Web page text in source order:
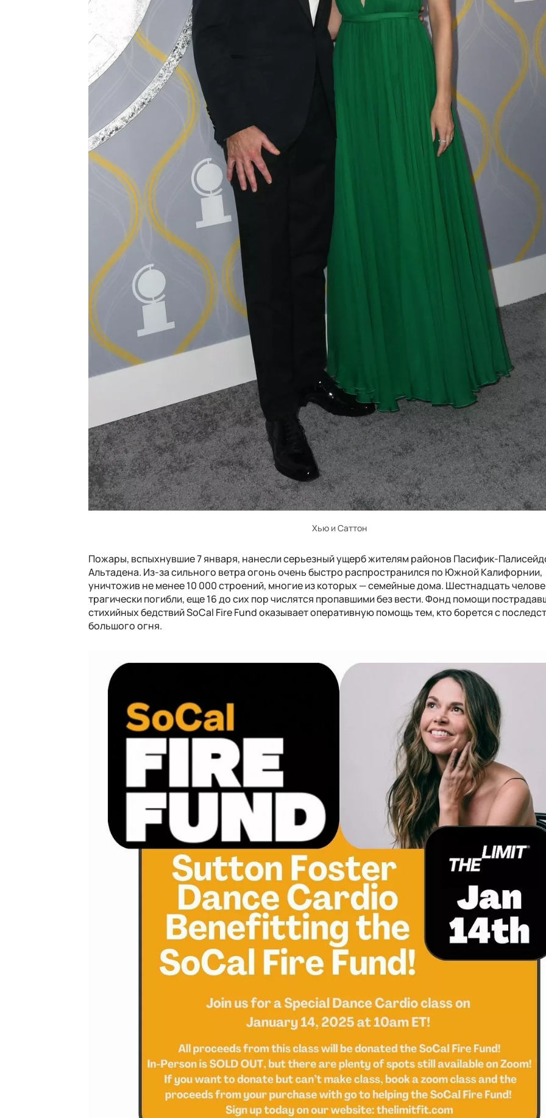
Хью и Саттон
Пожары, вспыхнувшие 7 января, нанесли серьезный ущерб жителям районов Пасифик-
Альтадена. Из-за сильного ветра огонь очень быстро распространился по Южной Калифорнии,
уничтожив не менее 10 000 строений, многие из которых — семейные дома. Шестнадцать
трагически погибли, еще 16 до сих пор числятся пропавшими без вести. Фонд помощи
стихийных бедствий SoCal Fire Fund оказывает оперативную помощь тем, кто борется с
большого огня.